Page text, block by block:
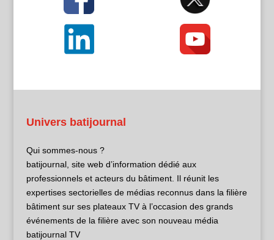
Univers batijournal
Qui sommes-nous ?
batijournal, site web d’information dédié aux
professionnels et acteurs du bâtiment. Il réunit les
expertises sectorielles de médias reconnus dans la filière
bâtiment sur ses plateaux TV à l’occasion des grands
événements de la filière avec son nouveau média
batijournal TV